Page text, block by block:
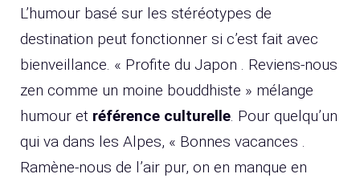
L’humour basé sur les stéréotypes de
destination peut fonctionner si c’est fait avec
bienveillance. « Profite du Japon . Reviens-nous
zen comme un moine bouddhiste » mélange
humour et référence culturelle. Pour quelqu’un
qui va dans les Alpes, « Bonnes vacances .
Ramène-nous de l’air pur, on en manque en